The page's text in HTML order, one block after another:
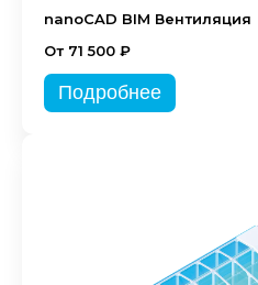
nanoCAD BIM Вентиляция
От 71 500 ₽
Подробнее